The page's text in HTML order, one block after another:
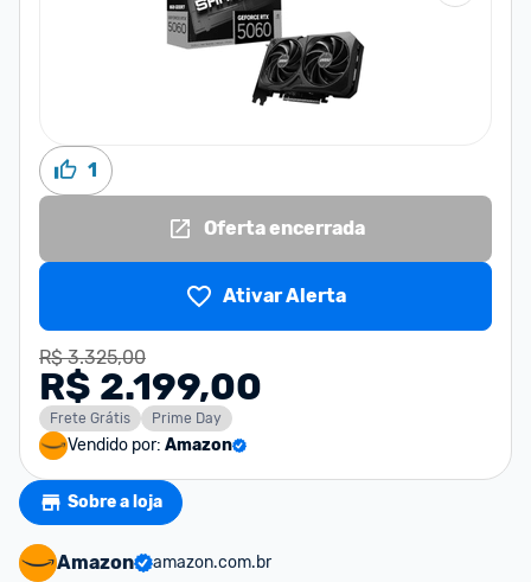
1
Oferta encerrada
Ativar Alerta
R$ 3.325,00
R$ 2.199,00
Frete Grátis Prime Day
Vendido por: Amazon
Sobre a loja
Amazon
amazon.com.br